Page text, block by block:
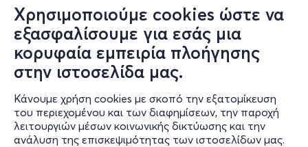
Χρησιμοποιούμε cookies ώστε να
εξασφαλίσουμε για εσάς μια
κορυφαία εμπειρία πλοήγησης
στην ιστοσελίδα μας.
Κάνουμε χρήση cookies με σκοπό την εξατομίκευση
του περιεχομένου και των διαφημίσεων, την παροχή
λειτουργιών μέσων κοινωνικής δικτύωσης και την
ανάλυση της επισκεψιμότητας των ιστοσελίδων μας.
Πληροφορίες
Υποστήριξη
Stay Connected